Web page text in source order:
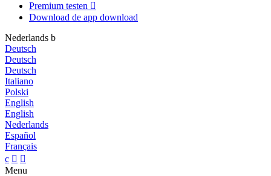
Premium testen 
Download de app download
Nederlands b
Deutsch
Deutsch
Deutsch
Italiano
Polski
English
English
Nederlands
Español
Français
c  
Menu